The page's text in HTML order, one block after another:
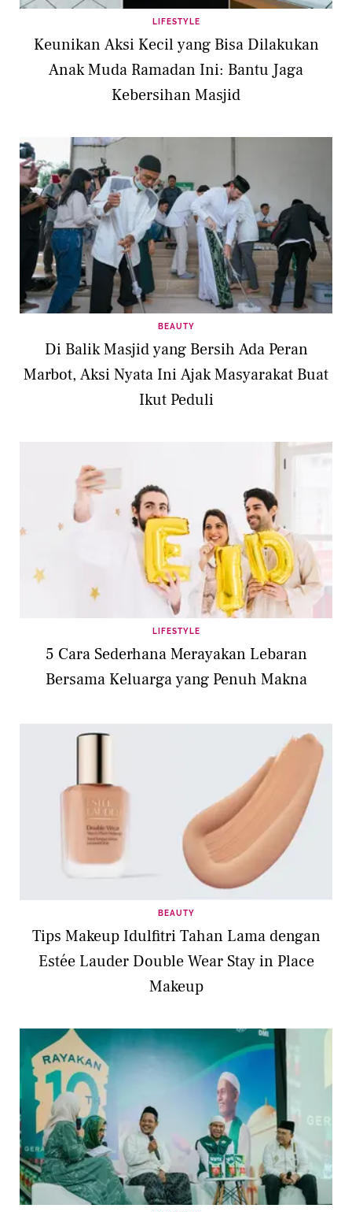
LIFESTYLE
Keunikan Aksi Kecil yang Bisa Dilakukan
Anak Muda Ramadan Ini: Bantu Jaga
Kebersihan Masjid
BEAUTY
Di Balik Masjid yang Bersih Ada Peran
Marbot, Aksi Nyata Ini Ajak Masyarakat Buat
Ikut Peduli
LIFESTYLE
5 Cara Sederhana Merayakan Lebaran
Bersama Keluarga yang Penuh Makna
BEAUTY
Tips Makeup Idulfitri Tahan Lama dengan
Estée Lauder Double Wear Stay in Place
Makeup